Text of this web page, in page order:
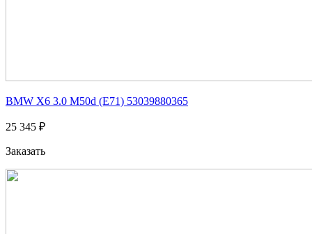
BMW X6 3.0 M50d (E71) 53039880365
25 345 ₽
Заказать